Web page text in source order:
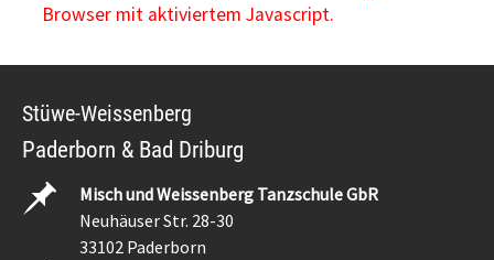
Browser mit aktiviertem Javascript.
Stüwe-Weissenberg
Paderborn & Bad Driburg
Misch und Weissenberg Tanzschule GbR
Neuhäuser Str. 28-30
33102 Paderborn